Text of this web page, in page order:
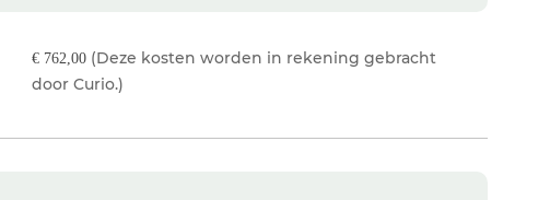
€ 762,00 (Deze kosten worden in rekening gebracht
door Curio.)